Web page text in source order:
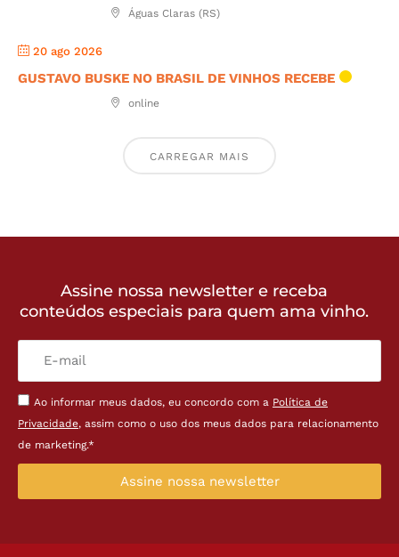
Águas Claras (RS)
20 ago 2026
GUSTAVO BUSKE NO BRASIL DE VINHOS RECEBE
online
CARREGAR MAIS
Assine nossa newsletter e receba
conteúdos especiais para quem ama vinho.
Ao informar meus dados, eu concordo com a Política de
Privacidade, assim como o uso dos meus dados para relacionamento
de marketing.*
Assine nossa newsletter